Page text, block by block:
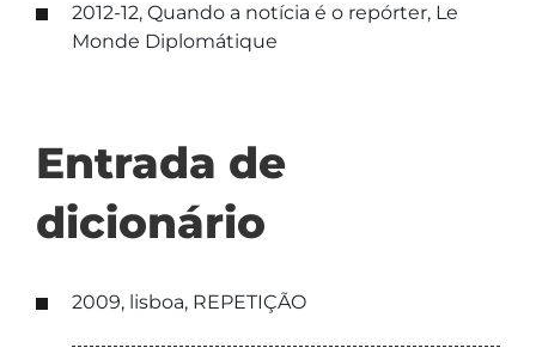
2012-12, Quando a notícia é o repórter, Le
Monde Diplomátique
Entrada de
dicionário
2009, lisboa, REPETIÇÃO